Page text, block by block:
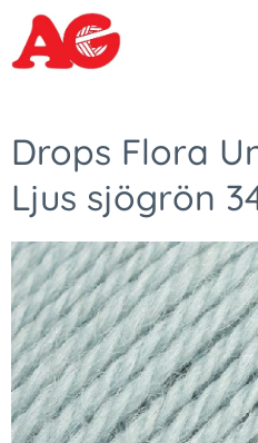
Drops Flora
Ljus sjögrön